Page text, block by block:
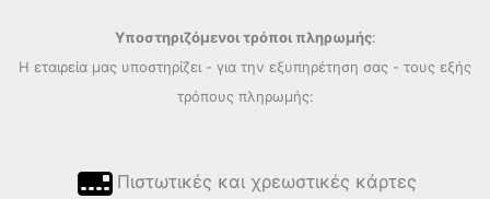
Υποστηριζόμενοι τρόποι πληρωμής:
Η εταιρεία μας υποστηρίζει - για την εξυπηρέτηση σας - τους εξής
τρόπους πληρωμής:
Πιστωτικές και χρεωστικές κάρτες